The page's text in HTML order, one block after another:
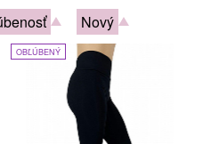
Nový
OBĽÚBENÝ